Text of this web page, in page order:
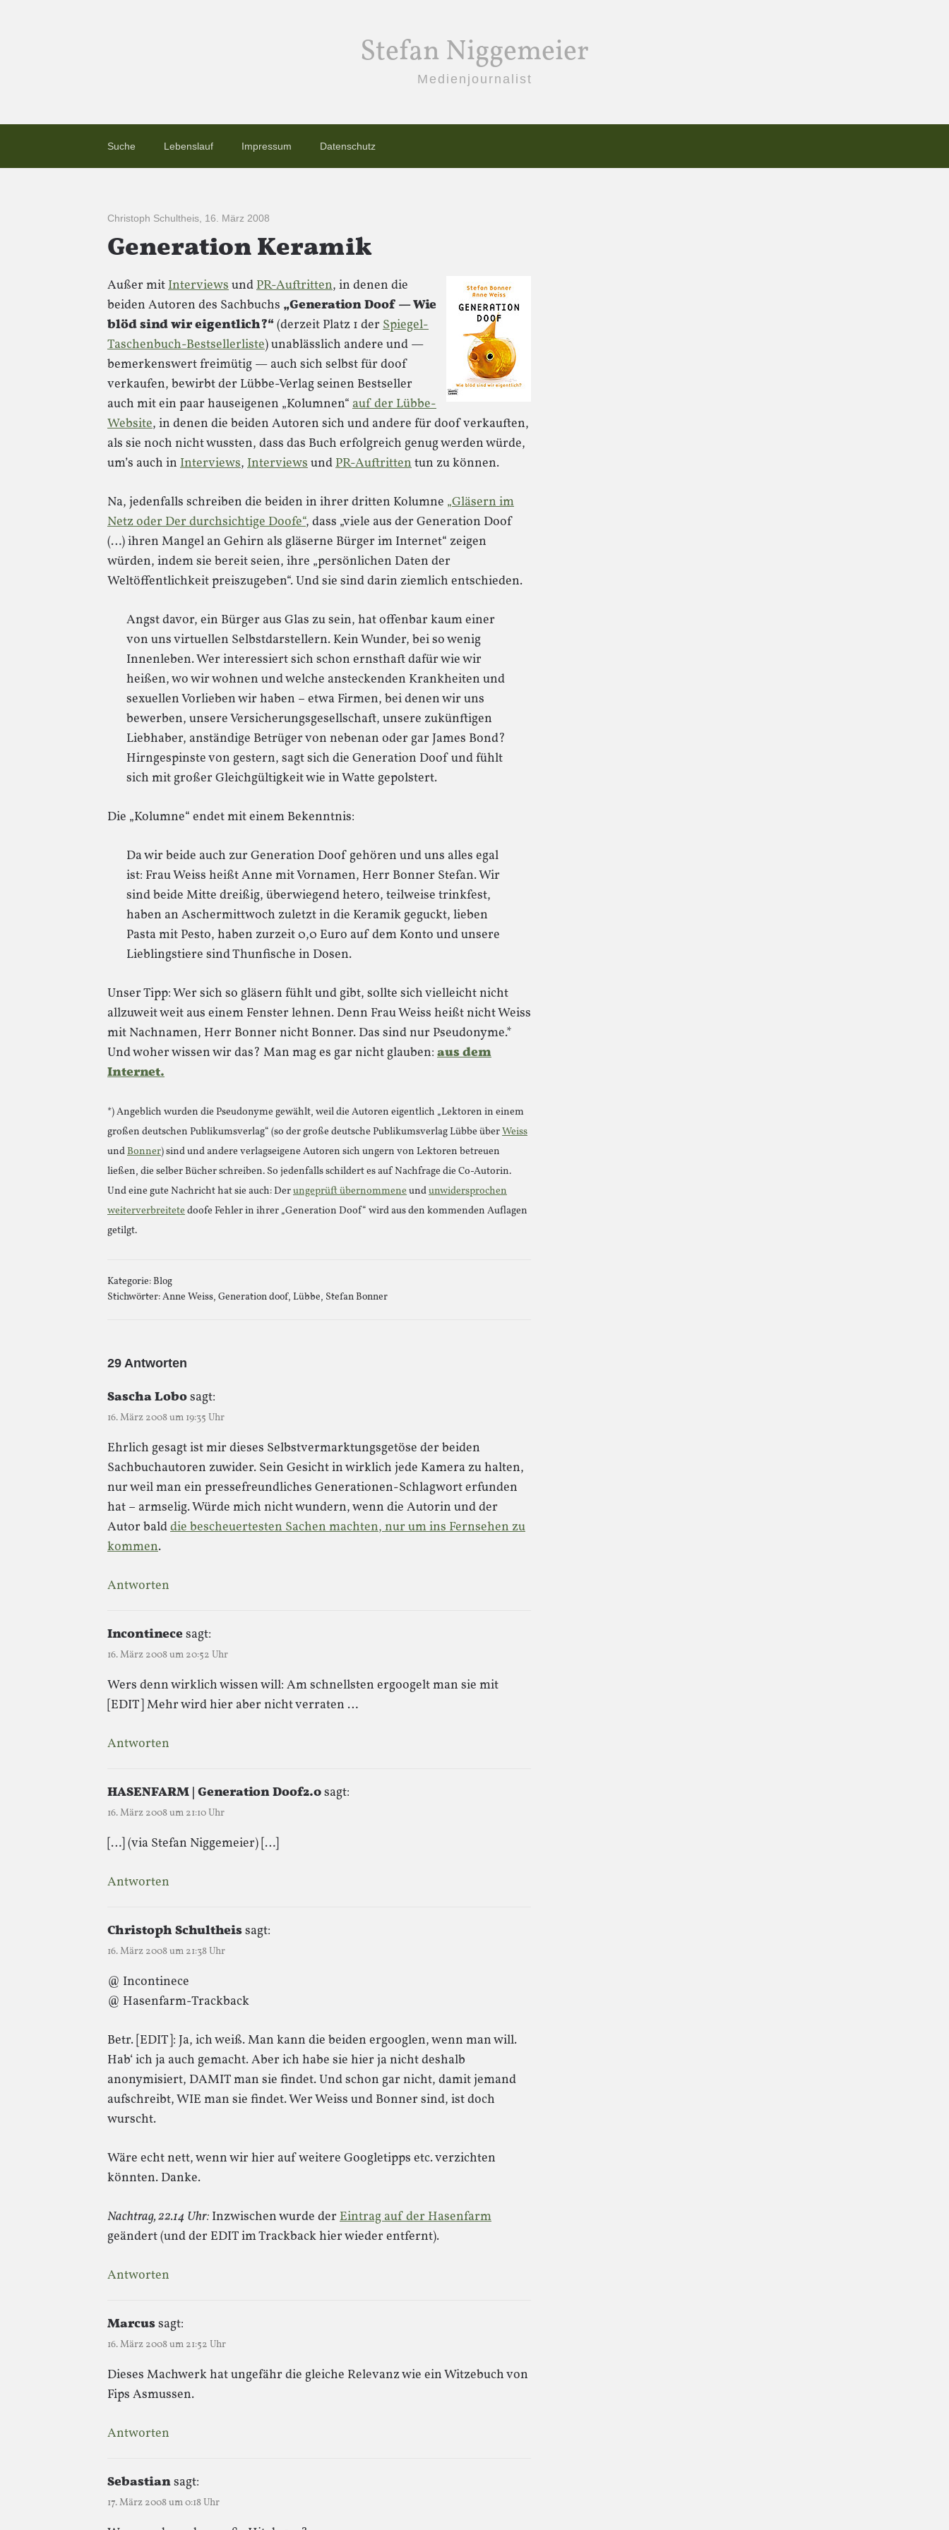
Stefan Niggemeier
Medienjournalist
Suche Lebenslauf Impressum Datenschutz
Christoph Schultheis 16. März 2008
Generation Keramik
Außer mitInterviewsundPR-Auftritten, in denen die
beiden Autoren des Sachbuchs „Generation Doof — Wie
blöd sind wir eigentlich?“(derzeit Platz 1 der Spiegel-
Taschenbuch-Bestsellerliste) unablässlich andere und —
bemerkenswert freimütig — auch sich selbst für doof
verkaufen, bewirbt der Lübbe-Verlag seinen Bestseller
auch mit ein paar hauseigenen „Kolumnen“ auf der Lübbe-
Website, in denen die beiden Autoren sich und andere für doof verkauften,
als sie noch nicht wussten, dass das Buch erfolgreich genug werden würde,
um’s auch in Interviews, InterviewsundPR-Auftrittentun zu können.
Na, jedenfalls schreiben die beiden in ihrer dritten Kolumne „Gläsern im
Netz oder Der durchsichtige Doofe“, dass „viele aus der Generation Doof
(…) ihren Mangel an Gehirn als gläserne Bürger im Internet“ zeigen
würden, indem sie bereit seien, ihre „persönlichen Daten der
Weltöffentlichkeit preiszugeben“. Und sie sind darin ziemlich entschieden.
Angst davor, ein Bürger aus Glas zu sein, hat offenbar kaum einer
von uns virtuellen Selbstdarstellern. Kein Wunder, bei so wenig
Innenleben. Wer interessiert sich schon ernsthaft dafür wie wir
heißen, wo wir wohnen und welche ansteckenden Krankheiten und
sexuellen Vorlieben wir haben – etwa Firmen, bei denen wir uns
bewerben, unsere Versicherungsgesellschaft, unsere zukünftigen
Liebhaber, anständige Betrüger von nebenan oder gar James Bond?
Hirngespinste von gestern, sagt sich die Generation Doof und fühlt
sich mit großer Gleichgültigkeit wie in Watte gepolstert.
Die „Kolumne“ endet mit einem Bekenntnis:
Da wir beide auch zur Generation Doof gehören und uns alles egal
ist: Frau Weiss heißt Anne mit Vornamen, Herr Bonner Stefan. Wir
sind beide Mitte dreißig, überwiegend hetero, teilweise trinkfest,
haben an Aschermittwoch zuletzt in die Keramik geguckt, lieben
Pasta mit Pesto, haben zurzeit 0,0 Euro auf dem Konto und unsere
Lieblingstiere sind Thunfische in Dosen.
Unser Tipp: Wer sich so gläsern fühlt und gibt, sollte sich vielleicht nicht
allzuweit weit aus einem Fenster lehnen. Denn Frau Weiss heißt nicht Weiss
mit Nachnamen, Herr Bonner nicht Bonner. Das sind nur Pseudonyme.*
Und woher wissen wir das? Man mag es gar nicht glauben: aus dem
Internet.
*) Angeblich wurden die Pseudonyme gewählt, weil die Autoren eigentlich „Lektoren in einem
großen deutschen Publikumsverlag“ (so der große deutsche Publikumsverlag Lübbe überWeiss
undBonner) sind und andere verlagseigene Autoren sich ungern von Lektoren betreuen
ließen, die selber Bücher schreiben. So jedenfalls schildert es auf Nachfrage die Co-Autorin.
Und eine gute Nachricht hat sie auch: Derungeprüft übernommeneundunwidersprochen
weiterverbreitetedoofe Fehler in ihrer „Generation Doof“ wird aus den kommenden Auflagen
getilgt.
Kategorie:Blog
Stichwörter:Anne Weiss, Generation doof, Lübbe, Stefan Bonner
29 Antworten
Sascha Lobosagt:
16. März 2008 um 19:35 Uhr
Ehrlich gesagt ist mir dieses Selbstvermarktungsgetöse der beiden
Sachbuchautoren zuwider. Sein Gesicht in wirklich jede Kamera zu halten,
nur weil man ein pressefreundliches Generationen-Schlagwort erfunden
hat – armselig. Würde mich nicht wundern, wenn die Autorin und der
Autor balddie bescheuertesten Sachen machten, nur um ins Fernsehen zu
kommen.
Antworten
Incontinecesagt:
16. März 2008 um 20:52 Uhr
Wers denn wirklich wissen will: Am schnellsten ergoogelt man sie mit
[EDIT] Mehr wird hier aber nicht verraten …
Antworten
HASENFARM | Generation Doof2.0sagt:
16. März 2008 um 21:10 Uhr
[…] (via Stefan Niggemeier) […]
Antworten
Christoph Schultheissagt:
16. März 2008 um 21:38 Uhr
@ Incontinece
@ Hasenfarm-Trackback
Betr. [EDIT]: Ja, ich weiß. Man kann die beiden ergooglen, wenn man will.
Hab‘ ich ja auch gemacht. Aber ich habe sie hier ja nicht deshalb
anonymisiert, DAMIT man sie findet. Und schon gar nicht, damit jemand
aufschreibt, WIE man sie findet. Wer Weiss und Bonner sind, ist doch
wurscht.
Wäre echt nett, wenn wir hier auf weitere Googletipps etc. verzichten
könnten. Danke.
Nachtrag, 22.14 Uhr: Inzwischen wurde der Eintrag auf der Hasenfarm
geändert (und der EDIT im Trackback hier wieder entfernt).
Antworten
Marcussagt:
16. März 2008 um 21:52 Uhr
Dieses Machwerk hat ungefähr die gleiche Relevanz wie ein Witzebuch von
Fips Asmussen.
Antworten
Sebastiansagt:
17. März 2008 um 0:18 Uhr